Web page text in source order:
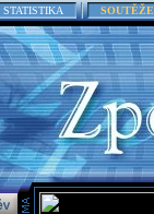
STATISTIKA SOUTĚŽE